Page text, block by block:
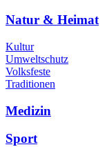
Natur & Heimat
Kultur
Umweltschutz
Volksfeste
Traditionen
Medizin
Sport